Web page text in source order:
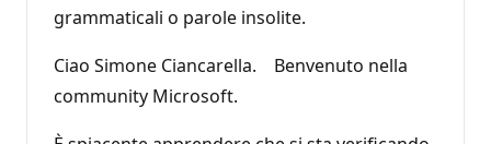
grammaticali o parole insolite.
Ciao Simone Ciancarella. Benvenuto nella
community Microsoft.